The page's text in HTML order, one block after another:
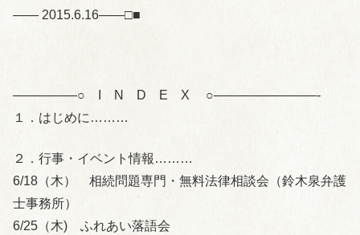
―― 2015.6.16――□■
—————○ I N D E X ○————————-
１．はじめに………
２．行事・イベント情報………
6/18（木） 相続問題専門・無料法律相談会（鈴木泉弁護
士事務所）
6/25（木) ふれあい落語会